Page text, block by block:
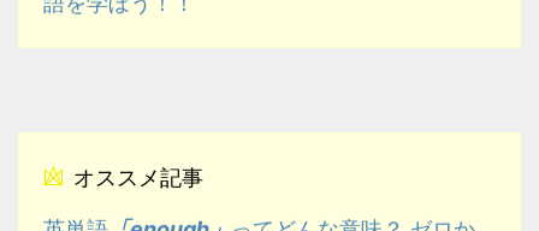
オススメ記事
「enough」